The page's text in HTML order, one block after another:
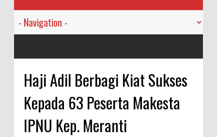
Haji Adil Berbagi Kiat Sukses
Kepada 63 Peserta Makesta
IPNU Kep. Meranti